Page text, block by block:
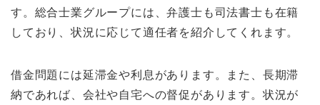
す。総合士業グループには、弁護士も司法書士も在籍
しており、状況に応じて適任者を紹介してくれます。
借金問題には延滞金や利息があります。また、長期滞
納であれば、会社や自宅への督促があります。状況が